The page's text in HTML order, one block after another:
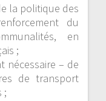
la politique des
du
, en
;
nécessaire – de
de transport
;